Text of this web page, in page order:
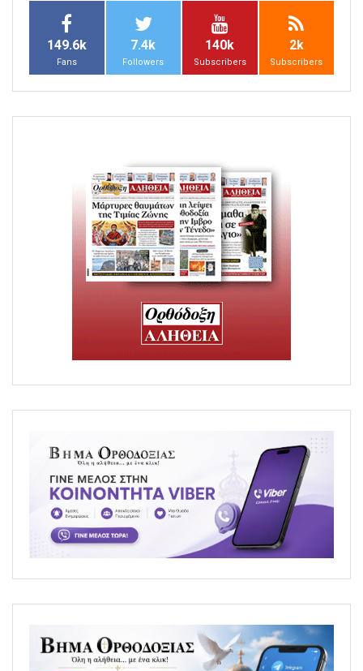
149.6k
Fans
7.4k
Followers
140k
Subscribers
2k
Subscribers